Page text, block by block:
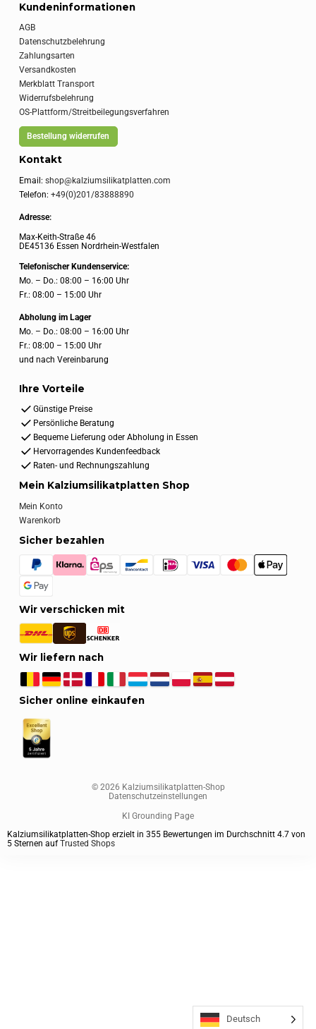
Kundeninformationen
AGB
Datenschutzbelehrung
Zahlungsarten
Versandkosten
Merkblatt Transport
Widerrufsbelehrung
OS-Plattform/Streitbeilegungsverfahren
Bestellung widerrufen
Kontakt
Email:shop@kalziumsilikatplatten.com
Telefon:+49(0)201/83888890
Adresse:
Max-Keith-Straße 46
DE45136 Essen Nordrhein-Westfalen
Telefonischer Kundenservice:
Mo. – Do.: 08:00 – 16:00 Uhr
Fr.: 08:00 – 15:00 Uhr
Abholung im Lager
Mo. – Do.: 08:00 – 16:00 Uhr
Fr.: 08:00 – 15:00 Uhr
und nach Vereinbarung
Ihre Vorteile
Günstige Preise
Persönliche Beratung
Bequeme Lieferung oder Abholung in Essen
Hervorragendes Kundenfeedback
Raten- und Rechnungszahlung
Mein Kalziumsilikatplatten Shop
Mein Konto
Warenkorb
Sicher bezahlen
Wir verschicken mit
Wir liefern nach
Sicher online einkaufen
© 2026 Kalziumsilikatplatten-Shop
Datenschutzeinstellungen
KI Grounding Page
Kalziumsilikatplatten-Shop erzielt in 355 Bewertungen im Durchschnitt 4.7 von
5 Sternen aufTrusted Shops
Deutsch